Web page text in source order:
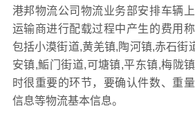
港邦物流公司物流业务部安排车辆
运输商进行配载过程中产生的费用
包括小漠街道,黄羌镇,陶河镇,赤石街
安镇,鮜门街道,可塘镇,平东镇,梅陇
时很重要的环节，要确认件数、重
信息等物流基本信息。